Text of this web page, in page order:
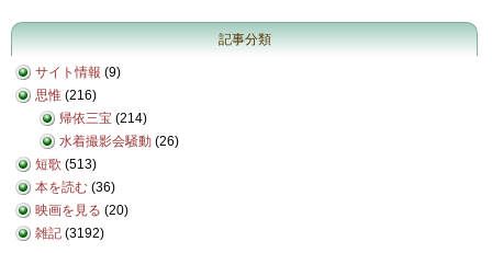
記事分類
サイト情報 (9)
思惟 (216)
帰依三宝 (214)
水着撮影会騒動 (26)
短歌 (513)
本を読む (36)
映画を見る (20)
雑記 (3192)